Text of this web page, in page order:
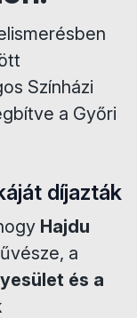
Színházi
a Győri
díjazták
Hajdu
a
és a